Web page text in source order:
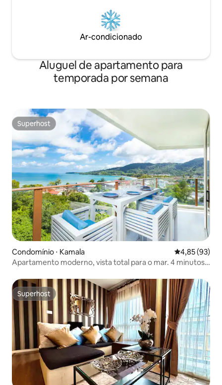
✨ * Cozinha aberta + mesa de jantar
longa + terraço com churrasqueira para
apoiar o serviço de chef particular porta
a porta ✨ * * Conveniência no segredo *
para viagem diretamente
Ar-condicionado
Aluguel de apartamento para
temporada por semana
Superhost
Superhost
Condomínio ⋅ Kamala 4,85 de uma
4,85 (93)
Apartamento moderno, vista total para o mar. 4 minutos a
curta caminhada de lojas e restaurantes, piscina infinita
enorme
Superhost
Superhost